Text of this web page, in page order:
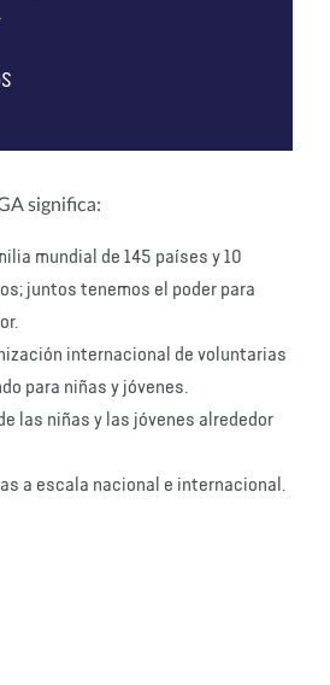
significa:
mundial de 145 países y 10
juntos tenemos el poder para
internacional de voluntarias
para niñas y jóvenes.
las niñas y las jóvenes alrededor
a escala nacional e internacional.